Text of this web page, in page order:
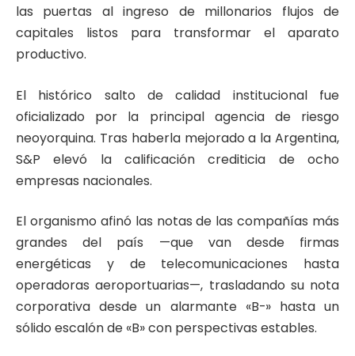
las puertas al ingreso de millonarios flujos de
capitales listos para transformar el aparato
productivo.
El histórico salto de calidad institucional fue
oficializado por la principal agencia de riesgo
neoyorquina. Tras haberla mejorado a la Argentina,
S&P elevó la calificación crediticia de ocho
empresas nacionales.
El organismo afinó las notas de las compañías más
grandes del país —que van desde firmas
energéticas y de telecomunicaciones hasta
operadoras aeroportuarias—, trasladando su nota
corporativa desde un alarmante «B-» hasta un
sólido escalón de «B» con perspectivas estables.